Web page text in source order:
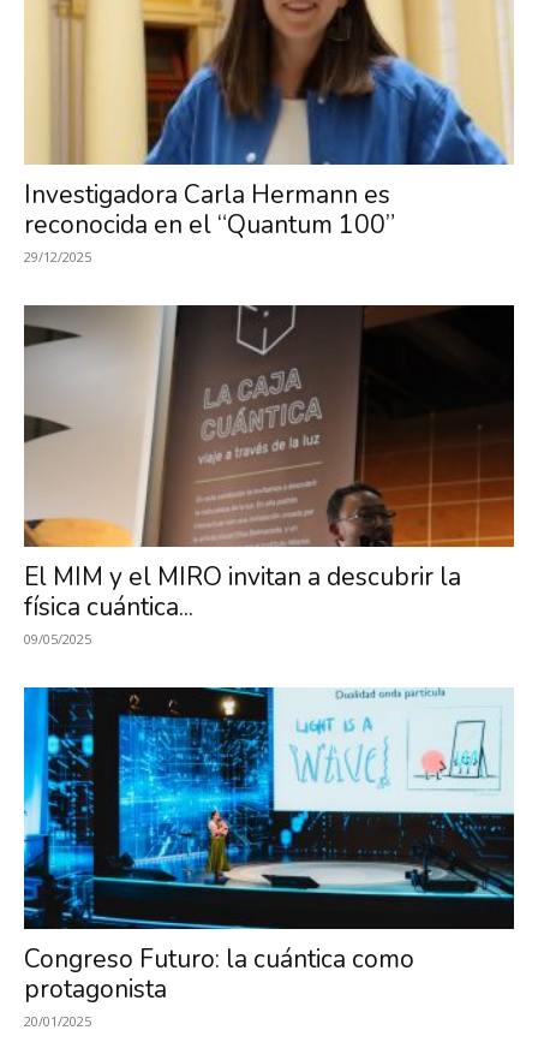
Investigadora Carla Hermann es
reconocida en el “Quantum 100”
29/12/2025
El MIM y el MIRO invitan a descubrir la
física cuántica...
09/05/2025
Congreso Futuro: la cuántica como
protagonista
20/01/2025